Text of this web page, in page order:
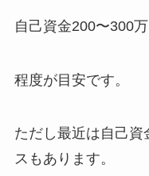
自己資金200〜300
程度が目安です。
ただし最近は自己
スもあります。